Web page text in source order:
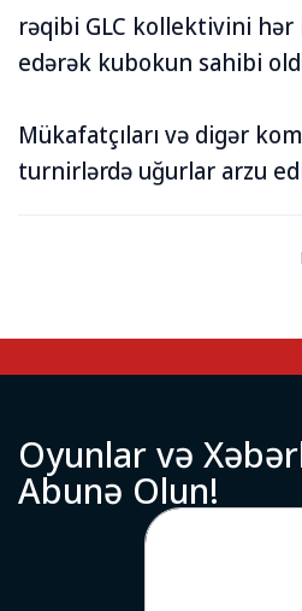
rəqibi GLC kollektivini
edərək kubokun sahibi
Mükafatçıları və digər
turnirlərdə uğurlar arzu
Oyunlarvə Xəbər
Abunə Olun!